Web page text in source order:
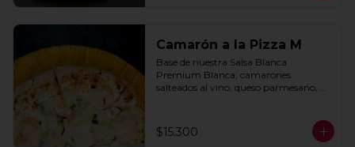
Camarón a la Pizza M
Base de nuestra Salsa Blanca
Premium Blanca, camarones
salteados al vino, queso parmesano,
$15.300